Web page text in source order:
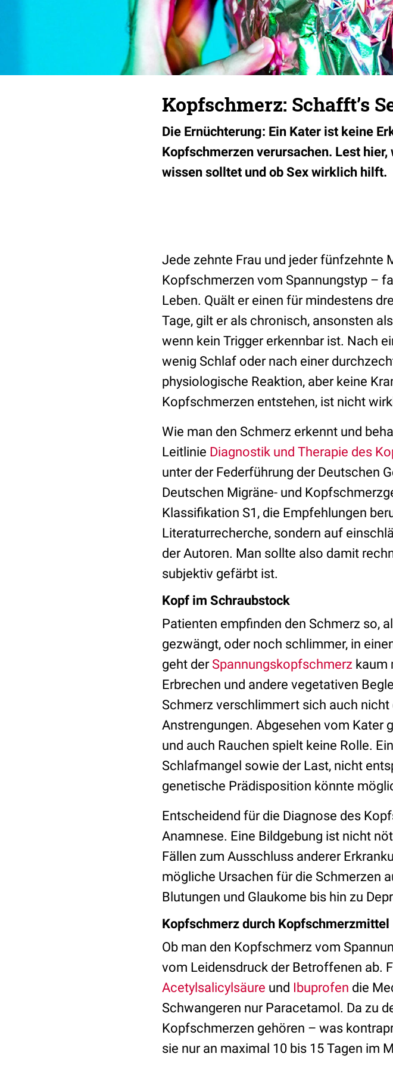
Kopfschmerz: Schafft’s
Die Ernüchterung: Ein Kater ist keine
Kopfschmerzen verursachen. Lest
wissen solltet und ob Sex wirklich hilft.
Jede zehnte Frau und jeder fünfzehnte
Kopfschmerzen vom Spannungstyp –
Leben. Quält er einen für mindestens
Tage, gilt er als chronisch, ansonsten
wenn kein Trigger erkennbar ist. Nach
wenig Schlaf oder nach einer
physiologische Reaktion, aber keine
Kopfschmerzen entstehen, ist nicht
Wie man den Schmerz erkennt und
Leitlinie Diagnostik und Therapie des
unter der Federführung der Deutschen
Deutschen Migräne- und
Klassifikation S1, die Empfehlungen
Literaturrecherche, sondern auf
der Autoren. Man sollte also damit
subjektiv gefärbt ist.
Kopf im Schraubstock
Patienten empfinden den Schmerz so,
gezwängt, oder noch schlimmer, in
geht der Spannungskopfschmerz kaum
Erbrechen und andere vegetativen
Schmerz verschlimmert sich auch
Anstrengungen. Abgesehen vom Kater
und auch Rauchen spielt keine Rolle.
Schlafmangel sowie der Last, nicht
genetische Prädisposition könnte
Entscheidend für die Diagnose des
Anamnese. Eine Bildgebung ist nicht
Fällen zum Ausschluss anderer
mögliche Ursachen für die Schmerzen
Blutungen und Glaukome bis hin zu
Kopfschmerz durch Kopfschmerzmittel
Ob man den Kopfschmerz vom
vom Leidensdruck der Betroffenen ab.
Acetylsalicylsäure und Ibuprofen die
Schwangeren nur Paracetamol. Da zu
Kopfschmerzen gehören – was
sie nur an maximal 10 bis 15 Tagen im